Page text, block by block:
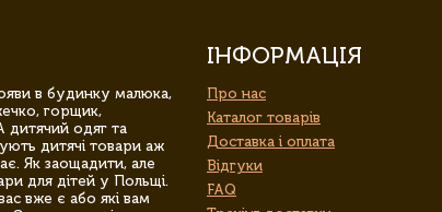
в будинку малюка,
горщик,
дитячий одяг та
дитячі товари аж
Як заощадити, але
для дітей у Польщі.
вже є або які вам
ІНФОРМАЦІЯ
Про нас
Каталог товарів
Доставка і оплата
Відгуки
FAQ